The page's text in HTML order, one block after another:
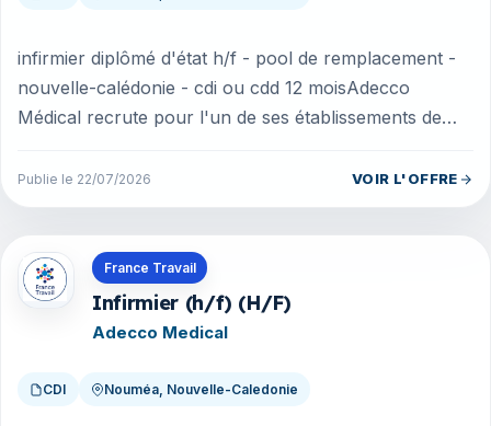
infirmier diplômé d'état h/f - pool de remplacement -
nouvelle-calédonie - cdi ou cdd 12 moisAdecco
Médical recrute pour l'un de ses établissements de
Publie le 22/07/2026 VOIR L'OFFRE
France Travail
Infirmier (h/f) (H/F)
Adecco Medical
CDI Nouméa, Nouvelle-Caledonie
Offres en Nouvelle-Caledonie